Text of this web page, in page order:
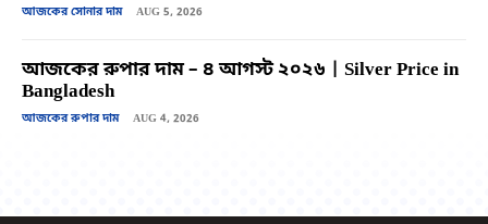
আজকের সোনার দাম AUG 5, 2026
আজকের রুপার দাম – ৪ আগস্ট ২০২৬ | Silver Price in
Bangladesh
আজকের রুপার দাম AUG 4, 2026